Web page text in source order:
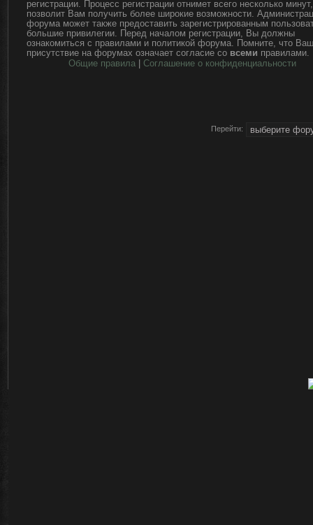
регистрации. Процесс регистрации отнимет всего несколько
позволит Вам получить более широкие возможности.
форума может также предоставить зарегистрированным
большие привилегии. Перед началом регистрации, Вы должны
ознакомиться с правилами и политикой форума. Помните, что
присутствие на форумах означает согласие со всеми правилами.
Общие правила
Соглашение о конфиденциальности
Перейти: